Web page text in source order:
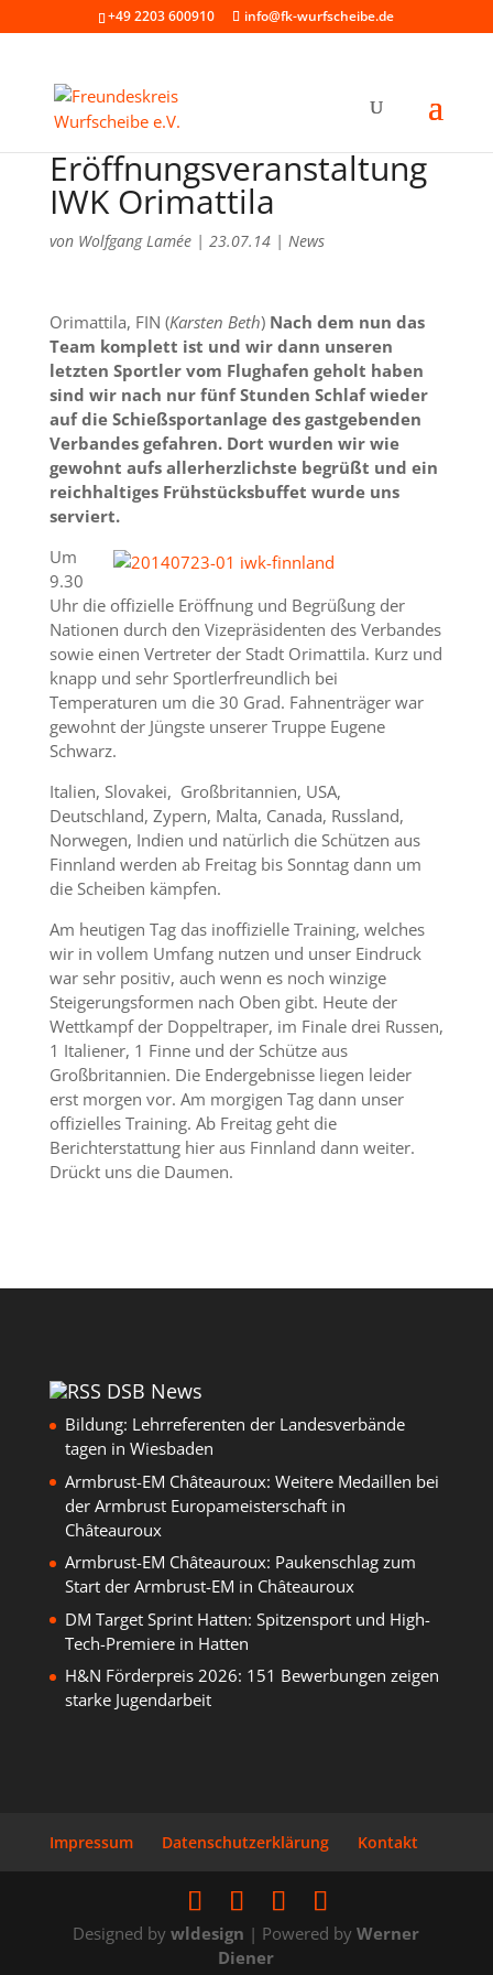
+49 2203 600910 info@fk-wurfscheibe.de
Eröffnungsveranstaltung
IWK Orimattila
von Wolfgang Lamée| 23.07.14| News
Orimattila, FIN (Karsten Beth) Nach dem nun das
Team komplett ist und wir dann unseren
letzten Sportler vom Flughafen geholt haben
sind wir nach nur fünf Stunden Schlaf wieder
auf die Schießsportanlage des gastgebenden
Verbandes gefahren. Dort wurden wir wie
gewohnt aufs allerherzlichste begrüßt und ein
reichhaltiges Frühstücksbuffet wurde uns
serviert.
Um
9.30
Uhr die offizielle Eröffnung und Begrüßung der
Nationen durch den Vizepräsidenten des Verbandes
sowie einen Vertreter der Stadt Orimattila. Kurz und
knapp und sehr Sportlerfreundlich bei
Temperaturen um die 30 Grad. Fahnenträger war
gewohnt der Jüngste unserer Truppe Eugene
Schwarz.
Italien, Slovakei, Großbritannien, USA,
Deutschland, Zypern, Malta, Canada, Russland,
Norwegen, Indien und natürlich die Schützen aus
Finnland werden ab Freitag bis Sonntag dann um
die Scheiben kämpfen.
Am heutigen Tag das inoffizielle Training, welches
wir in vollem Umfang nutzen und unser Eindruck
war sehr positiv, auch wenn es noch winzige
Steigerungsformen nach Oben gibt. Heute der
Wettkampf der Doppeltraper, im Finale drei Russen,
1 Italiener, 1 Finne und der Schütze aus
Großbritannien. Die Endergebnisse liegen leider
erst morgen vor. Am morgigen Tag dann unser
offizielles Training. Ab Freitag geht die
Berichterstattung hier aus Finnland dann weiter.
Drückt uns die Daumen.
DSB News
Bildung: Lehrreferenten der Landesverbände
tagen in Wiesbaden
Armbrust-EM Châteauroux: Weitere Medaillen bei
der Armbrust Europameisterschaft in
Châteauroux
Armbrust-EM Châteauroux: Paukenschlag zum
Start der Armbrust-EM in Châteauroux
DM Target Sprint Hatten: Spitzensport und High-
Tech-Premiere in Hatten
H&N Förderpreis 2026: 151 Bewerbungen zeigen
starke Jugendarbeit
Impressum Datenschutzerklärung Kontakt
Designed bywldesign | Powered byWerner
Diener